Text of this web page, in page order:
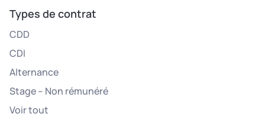
Types de contrat
CDD
CDI
Alternance
Stage – Non rémunéré
Voir tout